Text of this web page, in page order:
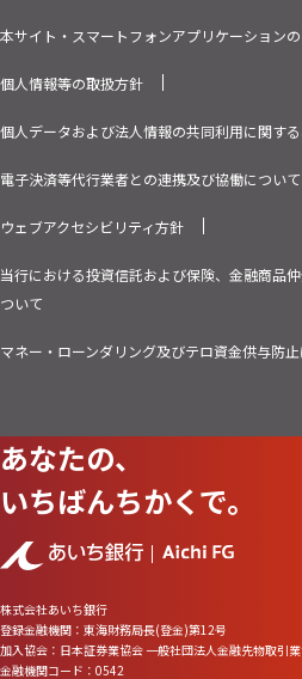
あなたの、
いちばんちかくで。
株式会社あいち銀行
登録金融機関：東海財務局長(登金)第12号
加入協会：日本証券業協会 一般社団法人金融先物取引
金融機関コード：0542
本サイト・スマートフォンアプリケーション
個人情報等の取扱方針
個人データおよび法人情報の共同利用に関す
電子決済等代行業者との連携及び協働について
ウェブアクセシビリティ方針
当行における投資信託および保険、金融商品
ついて
マネー・ローンダリング及びテロ資金供与防